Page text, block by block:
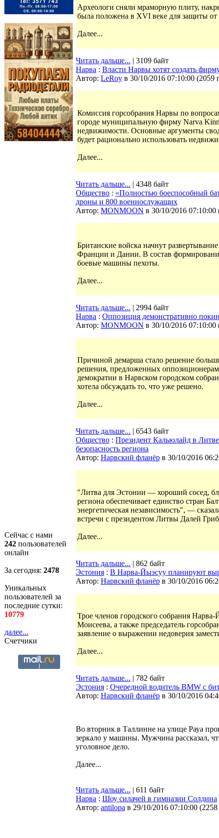
Сейчас с нами
242 пользователей
онлайн
За сегодня: 2478
Уникальных
пользователей за
последние сутки:
10779
далее...
Счетчики
Археологи сняли мраморную плиту,
была положена в XVI веке для защиты от
Далее...
Читать дальше... | 3109 байт
Нарва : Власти Нарвы хотят создать
Автор: LeRoy в 30/10/2016 07:10:00 (2059
Комиссия горсобрания Нарвы по
городе муниципальную фирму Narva
недвижимости. Основные аргументы
будет рационально использовать
Далее...
Читать дальше... | 4348 байт
Общество : «Полностью боеспособный
дроны и 800 военнослужащих
Автор: MONMOON в 30/10/2016 07:10:00
Британские войска начнут
Франции и Дании. В состав
боевые машины пехоты.
Далее...
Читать дальше... | 2994 байт
Нарва : Оппозиция демонстративно
Автор: MONMOON в 30/10/2016 07:10:00
Причиной демарша стало решение
решения, предложенных
демократии в Нарвском городском
хотела обсуждать то, что уже решено.
Далее...
Читать дальше... | 6543 байт
Общество : Президент Кальюлайд в
безопасность региона
Автор: Нарвский фланёр в 30/10/2016
"Литва для Эстонии — хороший сосед,
региона обеспечивает единство стран
энергетическая независимость", —
встречи с президентом Литвы Далей
Далее...
Читать дальше... | 862 байт
Эстония : В Нарва-Йыэсуу планируют
Автор: Нарвский фланёр в 30/10/2016
Трое членов городского собрания
Моисеева, а также председатель
заявление о выражении недоверия
Далее...
Читать дальше... | 782 байт
Эстония : Очередной водитель BMW с
Автор: Нарвский фланёр в 30/10/2016
Во вторник в Таллинне на улице Рауа
зеркало у машины. Мужчина рассказал,
уголовное дело.
Далее...
Читать дальше... | 611 байт
Нарва : Шоу силачей в гимназии Солдина
Автор: antilopa в 29/10/2016 07:10:00 (